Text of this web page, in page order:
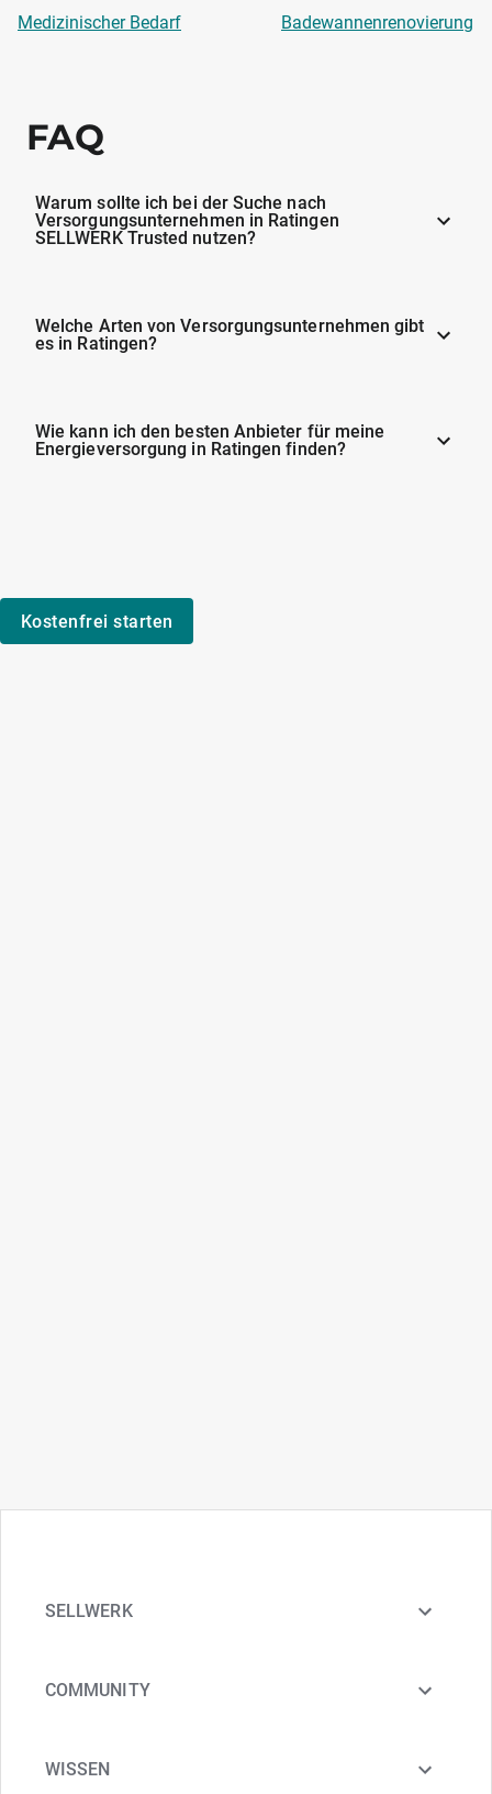
Medizinischer Bedarf Badewannenrenovierung
FAQ
Warum sollte ich bei der Suche nach
Versorgungsunternehmen in Ratingen
SELLWERK Trusted nutzen?
Welche Arten von Versorgungsunternehmen gibt
es in Ratingen?
Wie kann ich den besten Anbieter für meine
Energieversorgung in Ratingen finden?
Kostenfrei starten
SELLWERK
COMMUNITY
WISSEN